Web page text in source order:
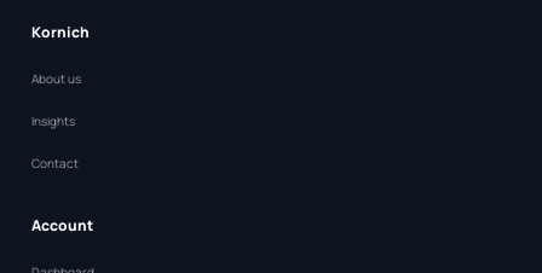
Kornich
About us
Insights
Contact
Account